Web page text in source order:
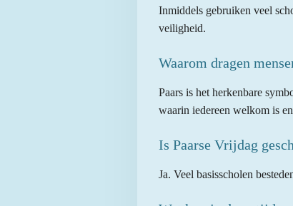
Inmiddels gebruiken veel
veiligheid.
Waarom dragen
Paars is het herkenbare
waarin iedereen welkom is
Is Paarse Vrijdag
Ja. Veel basisscholen